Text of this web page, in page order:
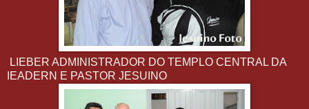
LIEBER ADMINISTRADOR DO TEMPLO CENTRAL DA
IEADERN E PASTOR JESUINO